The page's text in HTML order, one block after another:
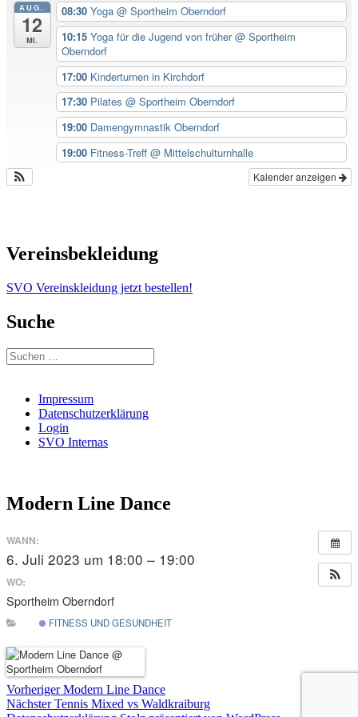
AUG.
12
Mi.
08:30 Yoga @ Sportheim Oberndorf
10:15 Yoga für die Jugend von früher@ Sportheim
Oberndorf
17:00 Kinderturnen in Kirchdorf
17:30 Pilates @ Sportheim Oberndorf
19:00 Damengymnastik Oberndorf
19:00 Fitness-Treff @ Mittelschulturnhalle
Kalender anzeigen
Vereinsbekleidung
SVO Vereinskleidung jetzt bestellen!
Suche
Suchen
nach:
Impressum
Datenschutzerklärung
Login
SVO Internas
Modern Line Dance
WANN:
6. Juli 2023 um 18:00 – 19:00
WO:
Sportheim Oberndorf
FITNESS UND GESUNDHEIT
Beitragsnavigation
Vorheriger Vorheriger
Beitrag:
Modern Line Dance
Nächster Nächster
Tennis Mixed vs Waldkraiburg